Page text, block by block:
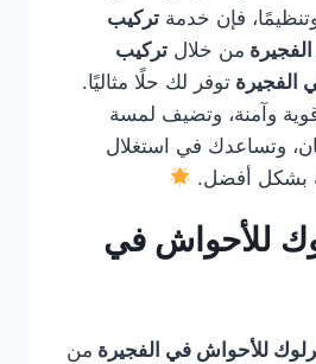
فإن خدمة تركيب
من خلال تركيب
الفجيرة توفر لك حلًا مثاليًا.
وآمنة، وتضيف لمسة
وتساعدك في استغلال
بشكل أفضل.
للأحواش في
للأحواش في الفجيرة من